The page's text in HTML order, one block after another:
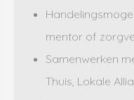
mentor of
Samenwerken
Thuis, Lokale